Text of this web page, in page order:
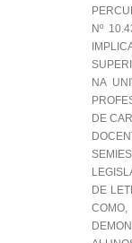
Nº
NA
DE
DE